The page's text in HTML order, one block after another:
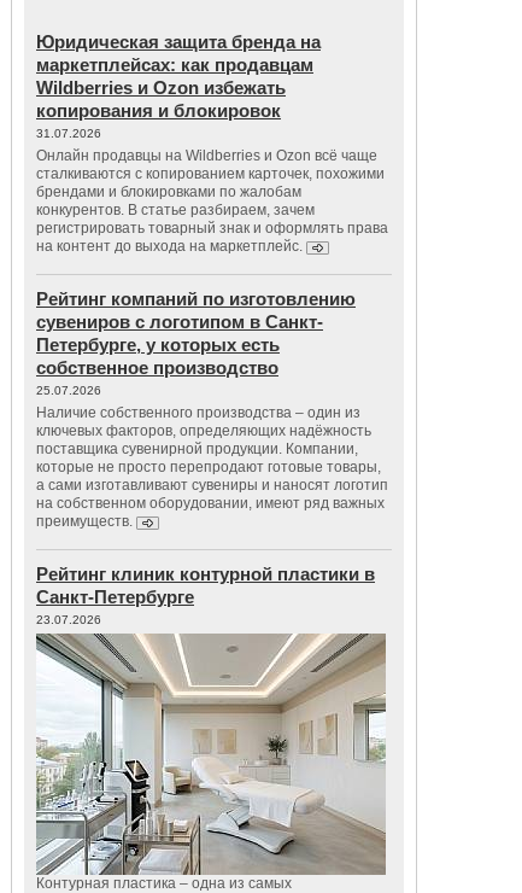
Юридическая защита бренда на
маркетплейсах: как продавцам
Wildberries и Ozon избежать
копирования и блокировок
31.07.2026
Онлайн продавцы на Wildberries и Ozon всё чаще
сталкиваются с копированием карточек, похожими
брендами и блокировками по жалобам
конкурентов. В статье разбираем, зачем
регистрировать товарный знак и оформлять права
на контент до выхода на маркетплейс.
Рейтинг компаний по изготовлению
сувениров с логотипом в Санкт-
Петербурге, у которых есть
собственное производство
25.07.2026
Наличие собственного производства – один из
ключевых факторов, определяющих надёжность
поставщика сувенирной продукции. Компании,
которые не просто перепродают готовые товары,
а сами изготавливают сувениры и наносят логотип
на собственном оборудовании, имеют ряд важных
преимуществ.
Рейтинг клиник контурной пластики в
Санкт-Петербурге
23.07.2026
Контурная пластика – одна из самых